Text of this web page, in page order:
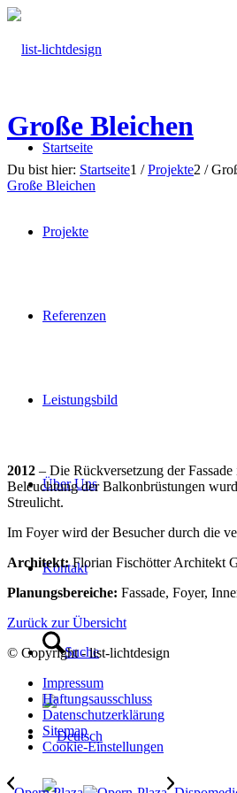
Startseite
Projekte
Referenzen
Leistungsbild
Über Uns
Kontakt
Suche
Große Bleichen
Du bist hier: Startseite1 / Projekte2 /
Große Bleichen
2012 – Die Rückversetzung der
Beleuchtung der Balkonbrüstungen
Streulicht.
Im Foyer wird der Besucher durch die
Architekt:Florian Fischötter Architekt
Planungsbereiche: Fassade, Foyer,
Zurück zur Übersicht
© Copyright - list-lichtdesign
Impressum
Haftungsausschluss
Datenschutzerklärung
Sitemap
Cookie-Einstellungen